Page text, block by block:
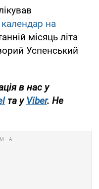
на
місяць літа
Успенський
в нас у
та уViber. Не